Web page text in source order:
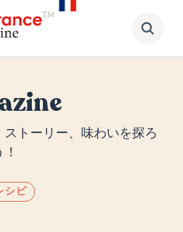
トーリー、味わいを探ろ
！
シピ